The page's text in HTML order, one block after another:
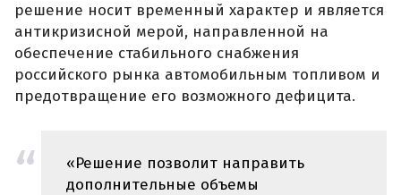
решение носит временный характер и является
антикризисной мерой, направленной на
обеспечение стабильного снабжения
российского рынка автомобильным топливом и
предотвращение его возможного дефицита.
«Решение позволит направить
дополнительные объемы